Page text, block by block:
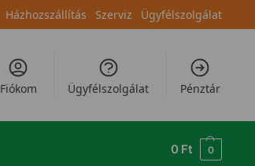
Házhozszállítás Szerviz Ügyfélszolgálat
Fiókom Ügyfélszolgálat Pénztár
0 Ft 0